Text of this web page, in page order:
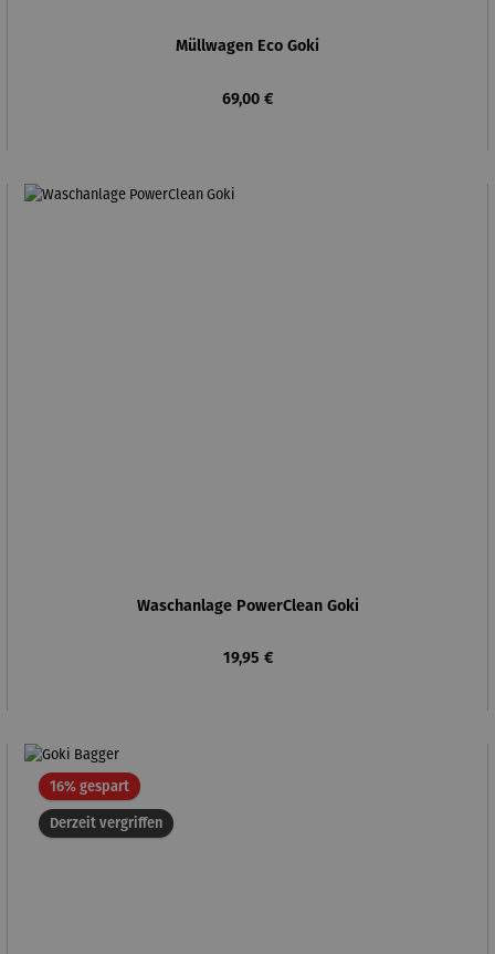
Müllwagen Eco Goki
Regulärer Preis:
69,00 €
Waschanlage PowerClean Goki
Regulärer Preis:
19,95 €
Derzeit vergriffen
16% gespartRabatt